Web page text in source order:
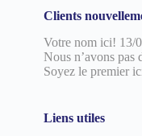
Clients
Votre nom ici! 13/
Nous n’avons pas
Soyez le premier
Liens utiles